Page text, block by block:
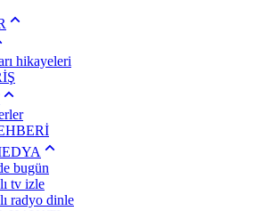
hikayeleri
bugün
tv izle
radyo dinle